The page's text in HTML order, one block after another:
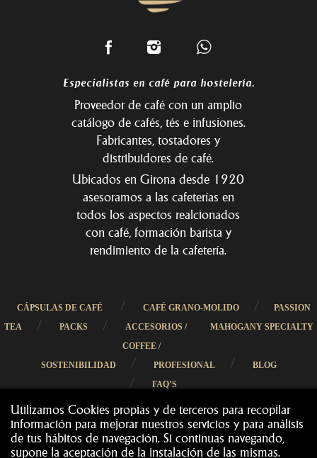
Utilizamos Cookies propias y de terceros para recopilar
información para mejorar nuestros servicios y para análisis
de tus hábitos de navegación. Si continuas navegando,
supone la aceptación de la instalación de las mismas.
Especialistas en café para hostelería.
Proveedor de café con un amplio
catálogo de cafés, tés e infusiones.
Fabricantes, tostadores y
distribuidores de café.
Ubicados en Girona desde 1920
asesoramos a las cafeterías en
todos los aspectos realcionados
con café, formación barista y
rendimiento de la cafetería.
CÁPSULAS DE CAFÉ / CAFÉ GRANO-MOLIDO /
PASSION
TEA
/ PACKS / ACCESORIOS /
MAHOGANY SPECIALTY
COFFEE /
SOSTENIBILIDAD
/ PROFESIONAL / BLOG
/ FAQ’S